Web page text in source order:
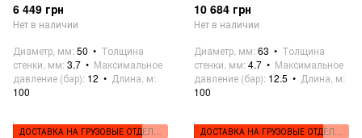
6 449 грн
Нет в наличии
Диаметр, мм 50
Толщина
стенки, мм 3.7
Максимальное
давление (бар) 12
Длина, м
100
10 684 грн
Нет в наличии
Диаметр, мм 63
Толщина
стенки, мм 4.7
Максимальное
давление (бар) 12.5
Длина, м
100
ДОСТАВКА НА ГРУЗОВЫЕ ОТДЕЛЕНИЯ
ДОСТАВКА НА ГРУЗОВЫЕ ОТДЕЛЕНИЯ